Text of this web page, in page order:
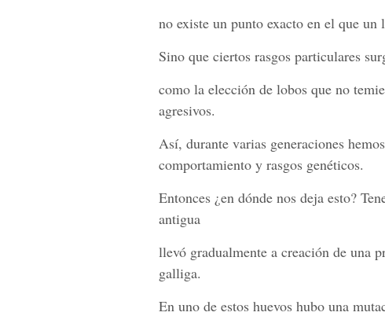
no existe un punto exacto en el que
Sino que ciertos rasgos particulares
como la elección de lobos que no
agresivos.
Así, durante varias generaciones
comportamiento y rasgos genéticos.
Entonces ¿en dónde nos deja esto?
antigua
llevó gradualmente a creación de una
galliga.
En uno de estos huevos hubo una